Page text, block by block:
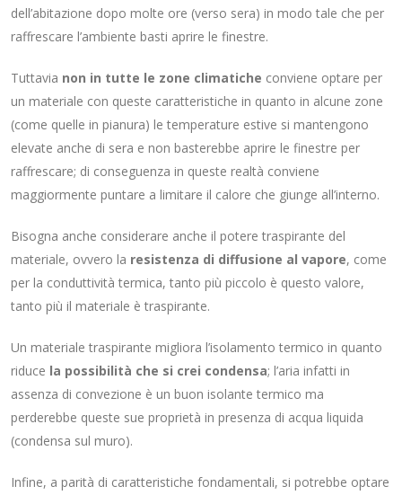
dell’abitazione dopo molte ore (verso sera) in modo tale che per
raffrescare l’ambiente basti aprire le finestre.
Tuttavia non in tutte le zone climatiche conviene optare per
un materiale con queste caratteristiche in quanto in alcune zone
(come quelle in pianura) le temperature estive si mantengono
elevate anche di sera e non basterebbe aprire le finestre per
raffrescare; di conseguenza in queste realtà conviene
maggiormente puntare a limitare il calore che giunge all’interno.
Bisogna anche considerare anche il potere traspirante del
materiale, ovvero la resistenza di diffusione al vapore, come
per la conduttività termica, tanto più piccolo è questo valore,
tanto più il materiale è traspirante.
Un materiale traspirante migliora l’isolamento termico in quanto
riduce la possibilità che si crei condensa; l’aria infatti in
assenza di convezione è un buon isolante termico ma
perderebbe queste sue proprietà in presenza di acqua liquida
(condensa sul muro).
Infine, a parità di caratteristiche fondamentali, si potrebbe optare